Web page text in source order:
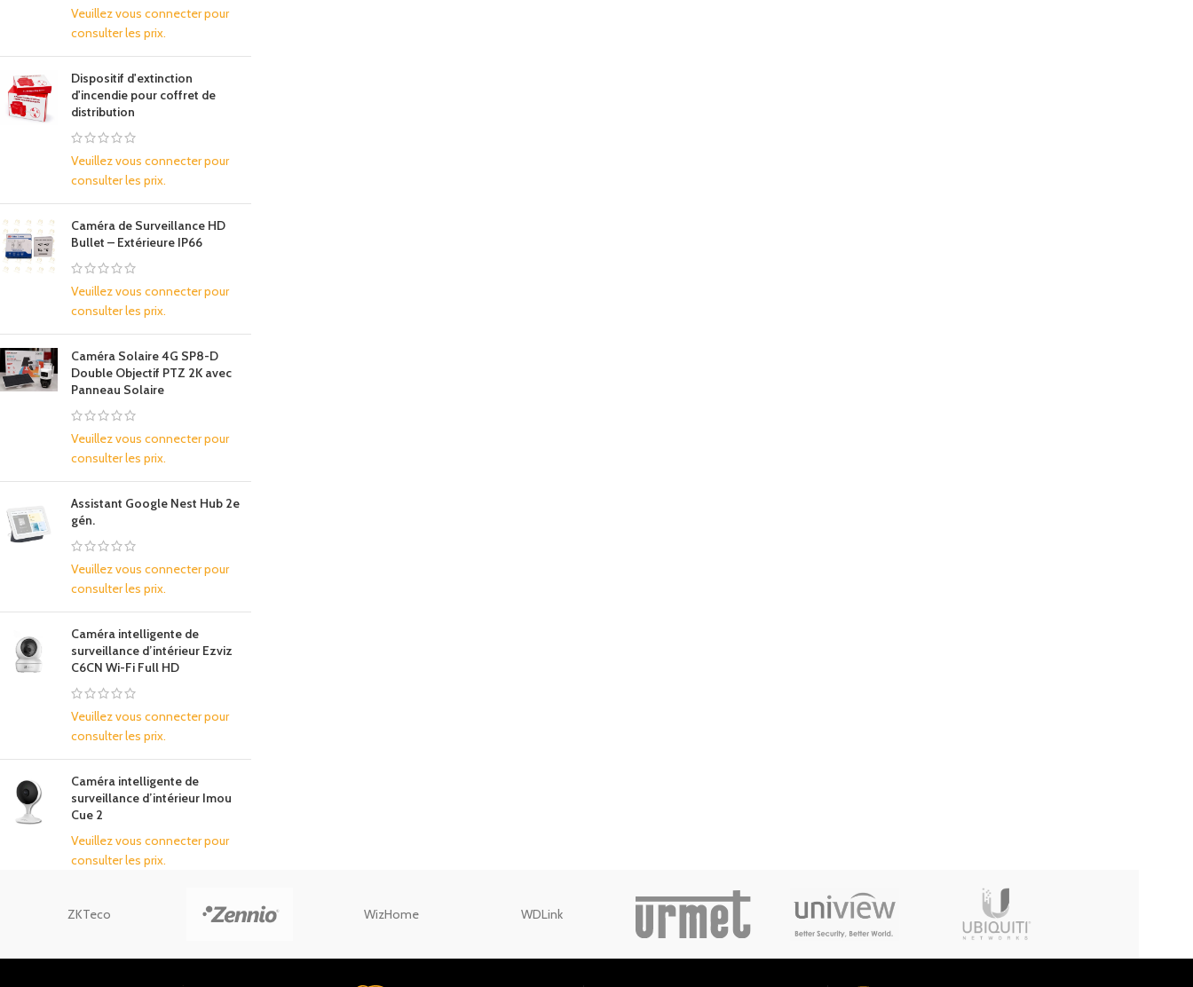
Veuillez vous connecter pour
consulter les prix.
Dispositif d'extinction
d'incendie pour coffret de
distribution
Veuillez vous connecter pour
consulter les prix.
Caméra de Surveillance HD
Bullet – Extérieure IP66
Veuillez vous connecter pour
consulter les prix.
Caméra Solaire 4G SP8-D
Double Objectif PTZ 2K avec
Panneau Solaire
Veuillez vous connecter pour
consulter les prix.
Assistant Google Nest Hub 2e
gén.
Veuillez vous connecter pour
consulter les prix.
Caméra intelligente de
surveillance d’intérieur Ezviz
C6CN Wi-Fi Full HD
Veuillez vous connecter pour
consulter les prix.
Caméra intelligente de
surveillance d’intérieur Imou
Cue 2
Veuillez vous connecter pour
consulter les prix.
ZKTeco WizHome WDLink